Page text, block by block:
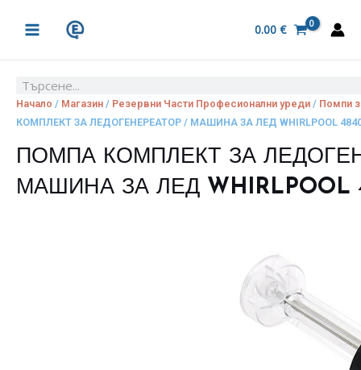
MENU
0.00 €
Search
Начало / Магазин / Резервни Части Професионални уреди / Помпи
КОМПЛЕКТ ЗА ЛЕДОГЕНЕРЕАТОР / МАШИНА ЗА ЛЕД WHIRLPOOL
ПОМПА КОМПЛЕКТ ЗА
МАШИНА ЗА ЛЕД WHIRLPOOL